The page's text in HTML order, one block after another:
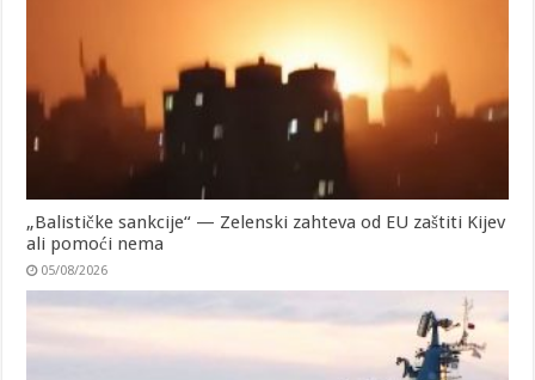
„Balističke sankcije“ — Zelenski zahteva od EU zaštiti Kijev
ali pomoći nema
05/08/2026